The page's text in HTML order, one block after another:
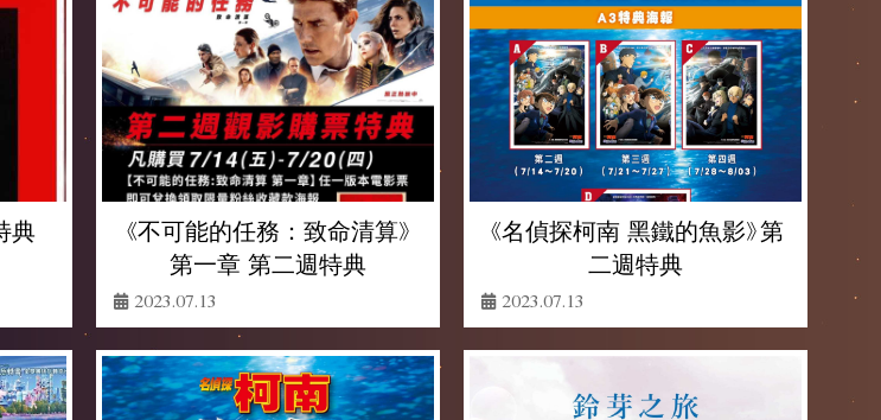
典
《不可能的任務：致命清算》
第一章 第二週特典
2023.07.13
《名偵探柯南 黑鐵的魚影》第
二週特典
2023.07.13